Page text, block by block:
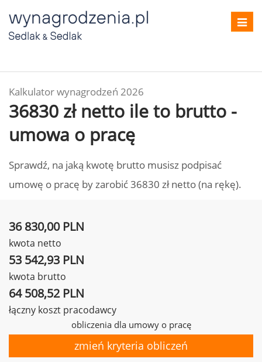
Kalkulator wynagrodzeń 2026
36830 zł netto ile to brutto -
umowa o pracę
Sprawdź, na jaką kwotę brutto musisz podpisać
umowę o pracę by zarobić 36830 zł netto (na rękę).
36 830,00 PLN
kwota netto
53 542,93 PLN
kwota brutto
64 508,52 PLN
łączny koszt pracodawcy
obliczenia dla umowy o pracę
zmień kryteria obliczeń